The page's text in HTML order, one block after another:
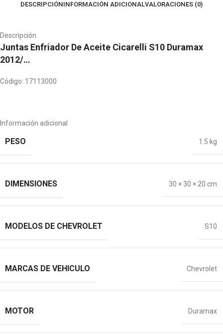
DESCRIPCIÓNINFORMACIÓN ADICIONALVALORACIONES (0)
Descripción
Juntas Enfriador De Aceite Cicarelli S10 Duramax
2012/…
Código: 17113000
Información adicional
PESO 1.5 kg
DIMENSIONES 30 × 30 × 20 cm
MODELOS DE CHEVROLET S10
MARCAS DE VEHICULO Chevrolet
MOTOR Duramax